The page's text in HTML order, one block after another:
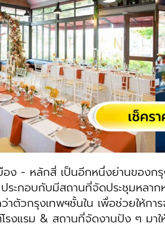
ลักสี่ เป็นอีกหนึ่งย่านของกรุง
ระกอบกับมีสถานที่จัดประชุมหลา
าตัวกรุงเทพฯชั้นใน เพื่อช่วยให้ก
งแรม & สถานที่จัดงานปัง ๆ มาใ